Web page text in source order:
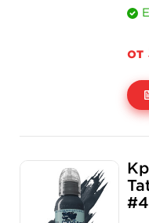
от
Количество
574
#4